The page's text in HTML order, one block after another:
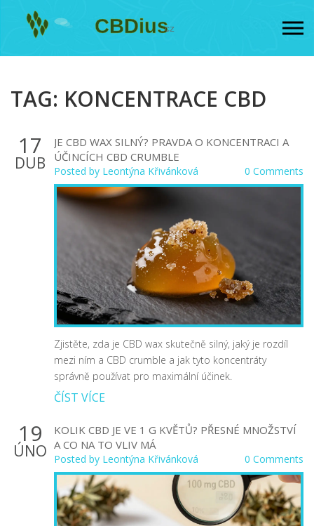
TAG: KONCENTRACE CBD
17
DUB
JE CBD WAX SILNÝ? PRAVDA O KONCENTRACI A
ÚČINCÍCH CBD CRUMBLE
Posted by Leontýna Křivánková 0 Comments
Zjistěte, zda je CBD wax skutečně silný, jaký je rozdíl
mezi ním a CBD crumble a jak tyto koncentráty
správně používat pro maximální účinek.
ČÍST VÍCE
19
ÚNO
KOLIK CBD JE VE 1 G KVĚTŮ? PŘESNÉ MNOŽSTVÍ
A CO NA TO VLIV MÁ
Posted by Leontýna Křivánková 0 Comments